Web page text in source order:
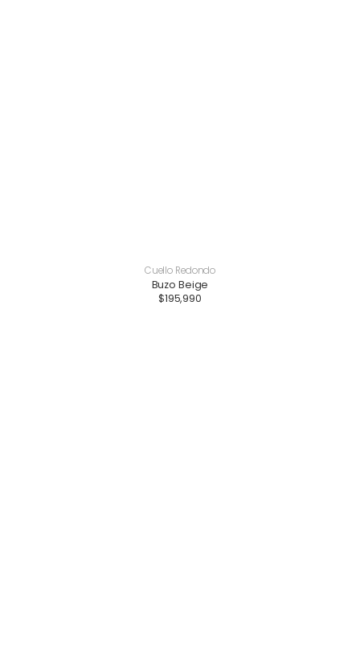
Cuello Redondo
Buzo Beige
$195,990